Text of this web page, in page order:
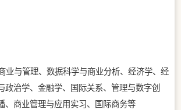
业与管理、数据科学与商业分析、经济学、经
政治学、金融学、国际关系、管理与数字创
、商业管理与应用实习、国际商务等